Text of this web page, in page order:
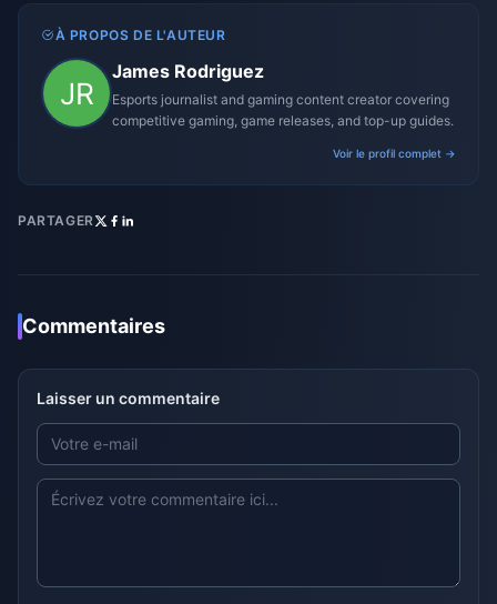
À PROPOS DE L'AUTEUR
James Rodriguez
Esports journalist and gaming content creator covering
competitive gaming, game releases, and top-up guides.
Voir le profil complet →
PARTAGER
Commentaires
Laisser un commentaire